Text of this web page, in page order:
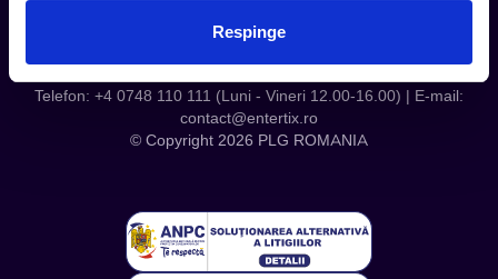
Respinge
Telefon: +4 0748 110 111 (Luni - Vineri 12.00-16.00) | E-mail:
contact@entertix.ro
© Copyright 2026 PLG ROMANIA